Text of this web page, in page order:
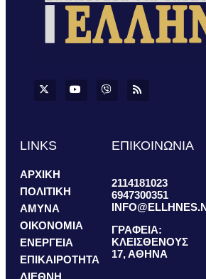
LINKS
ΑΡΧΙΚΗ
ΠΟΛΙΤΙΚΗ
ΑΜΥΝΑ
ΟΙΚΟΝΟΜΙΑ
ΕΝΕΡΓΕΙΑ
ΕΠΙΚΑΙΡΟΤΗΤΑ
ΕΠΙΚΟΙΝΩΝΙΑ
2114181023
6947300351
ΓΡΑΦΕΙΑ:
ΚΛΕΙΣΘΕΝΟΥΣ
17, ΑΘΗΝΑ